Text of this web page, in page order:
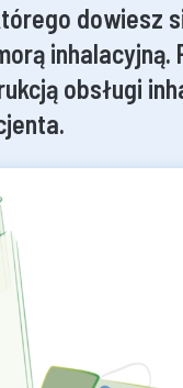
dowiesz
obsługi